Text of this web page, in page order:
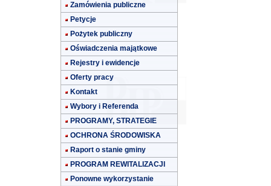
Zamówienia publiczne
Petycje
Pożytek publiczny
Oświadczenia majątkowe
Rejestry i ewidencje
Oferty pracy
Kontakt
Wybory i Referenda
PROGRAMY, STRATEGIE
OCHRONA ŚRODOWISKA
Raport o stanie gminy
PROGRAM REWITALIZACJI
Ponowne wykorzystanie